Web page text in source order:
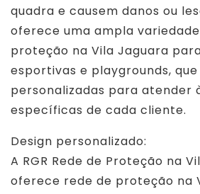
quadra e causem danos ou
oferece uma ampla
proteção na Vila Jaguara
esportivas e playgrounds,
personalizadas para atender
específicas de cada cliente.
Design personalizado:
A RGR Rede de Proteção na
oferece rede de proteção na